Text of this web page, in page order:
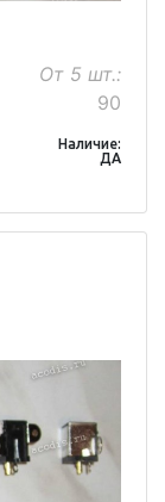
От 5 шт.:
90
Наличие:
ДА